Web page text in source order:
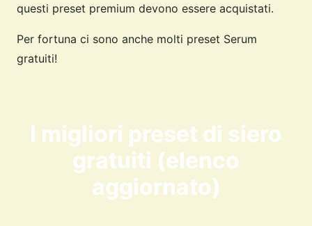
questi preset premium devono essere acquistati.
Per fortuna ci sono anche molti preset Serum
gratuiti!
I migliori preset di siero
gratuiti (elenco
aggiornato)